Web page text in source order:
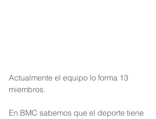
Actualmente el equipo lo forma 13
miembros.
En BMC sabemos que el deporte tiene